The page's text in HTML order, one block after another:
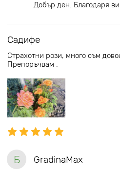
Добър ден. Благодаря
Садифе
Страхотни рози, много съм
Препоръчвам .
Б GradinaMax